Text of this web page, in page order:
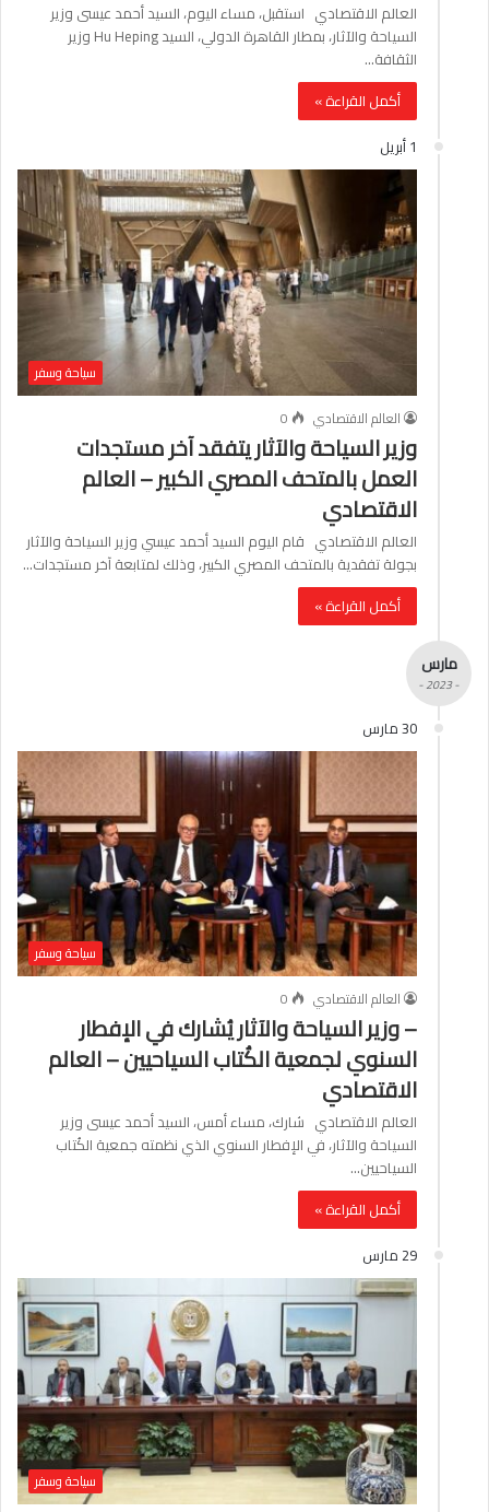
العالم الاقتصادي استقبل، مساء اليوم، السيد أحمد عيسى وزير
السياحة والآثار، بمطار القاهرة الدولي، السيد Hu Heping وزير
الثقافة…
أكمل القراءة »
1 أبريل
سياحة وسفر
العالم الاقتصادي
0
وزير السياحة والآثار يتفقد آخر مستجدات
العمل بالمتحف المصري الكبير – العالم
الاقتصادي
العالم الاقتصادي قام اليوم السيد أحمد عيسي وزير السياحة والآثار
بجولة تفقدية بالمتحف المصري الكبير، وذلك لمتابعة آخر مستجدات…
أكمل القراءة »
مارس
- 2023 -
30 مارس
سياحة وسفر
العالم الاقتصادي
0
– وزير السياحة والآثار يُشارك في الإفطار
السنوي لجمعية الكُتاب السياحيين – العالم
الاقتصادي
العالم الاقتصادي شارك، مساء أمس، السيد أحمد عيسى وزير
السياحة والآثار، في الإفطار السنوي الذي نظمته جمعية الكُتاب
السياحيين…
أكمل القراءة »
29 مارس
سياحة وسفر